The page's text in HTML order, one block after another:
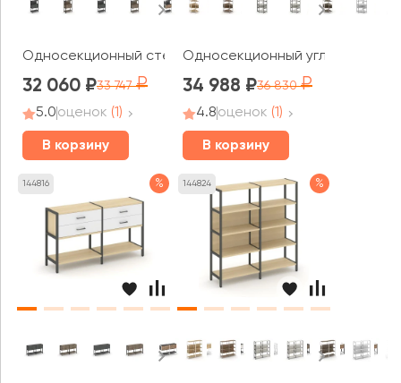
Односекционный стеллаж пятиярусный с ящиками
32 060 33 747
5.0оценок (1)
В корзину
Односекционный угловой
34 988 36 830
4.8оценок (1)
В корзину
144816 % 144824 %